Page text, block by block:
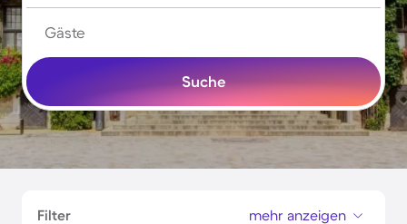
Gäste
Suche
Filter mehr anzeigen